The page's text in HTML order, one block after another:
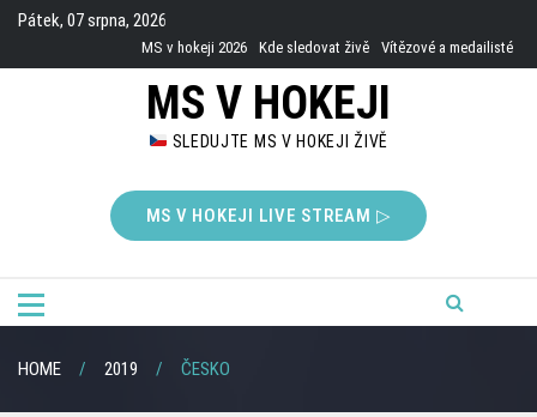
Skip
content
Pátek, 07 srpna, 2026
MS v hokeji 2026 Kde sledovat živě Vítězové a medailisté
MS V HOKEJI
SLEDUJTE MS V HOKEJI ŽIVĚ
MS V HOKEJI LIVE STREAM ▷
HOME 2019 ČESKO